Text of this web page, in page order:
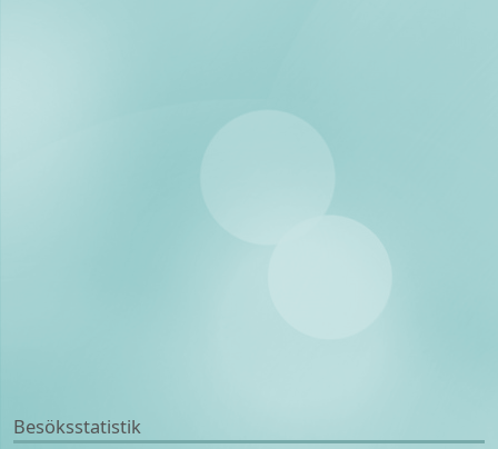
Besöksstatistik